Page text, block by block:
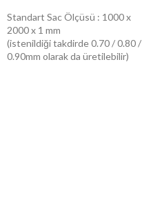
Standart Sac Ölçüsü : 1000 x
2000 x 1 mm
(istenildiği takdirde 0.70 / 0.80 /
0.90mm olarak da üretilebilir)